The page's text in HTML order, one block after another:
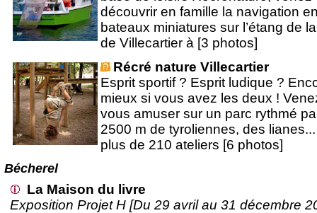
découvrir en famille la navigation
bateaux miniatures sur l’étang de
de Villecartier à [3 photos]
Récré nature Villecartier
Esprit sportif ? Esprit ludique ?
mieux si vous avez les deux !
vous amuser sur un parc rythmé
2500 m de tyroliennes, des
plus de 210 ateliers [6 photos]
Bécherel
La Maison du livre
Exposition Projet H [Du 29 avril au 31 décembre